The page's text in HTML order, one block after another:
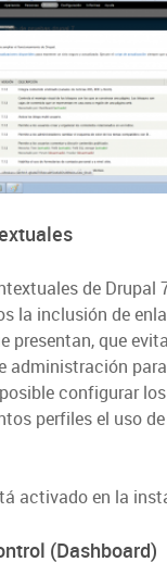
de Drupal
la inclusión de
presentan, que
administración
configurar
perfiles el uso
activado en la
(Dashboard)